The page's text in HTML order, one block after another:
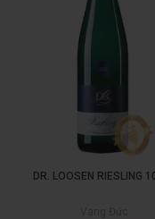
DR. LOOSEN RIESLING